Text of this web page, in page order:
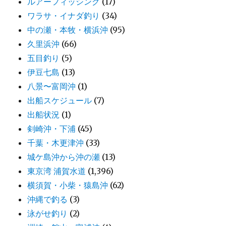
ワラサ・イナダ釣り (34)
中の瀬・本牧・横浜沖 (95)
久里浜沖 (66)
五目釣り (5)
伊豆七島 (13)
八景〜富岡沖 (1)
出船スケジュール (7)
出船状況 (1)
剣崎沖・下浦 (45)
千葉・木更津沖 (33)
城ケ島沖から沖の瀬 (13)
東京湾 浦賀水道 (1,396)
横須賀・小柴・猿島沖 (62)
沖縄で釣る (3)
泳がせ釣り (2)